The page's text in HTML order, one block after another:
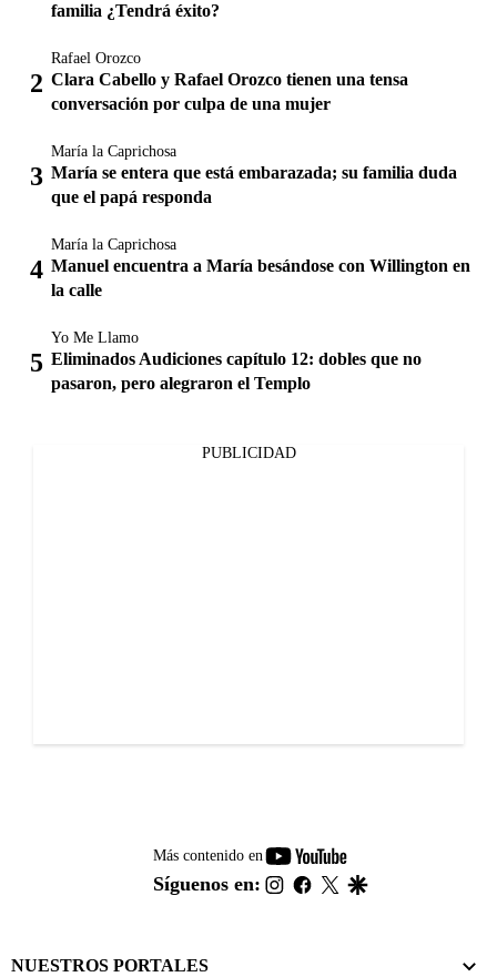
familia ¿Tendrá éxito?
Rafael Orozco
Clara Cabello y Rafael Orozco tienen una tensa
conversación por culpa de una mujer
María la Caprichosa
María se entera que está embarazada; su familia duda
que el papá responda
María la Caprichosa
Manuel encuentra a María besándose con Willington en
la calle
Yo Me Llamo
Eliminados Audiciones capítulo 12: dobles que no
pasaron, pero alegraron el Templo
PUBLICIDAD
Más contenido en
youtube-
footer
Síguenos en: instagram
facebook
twitter
NUESTROS PORTALES